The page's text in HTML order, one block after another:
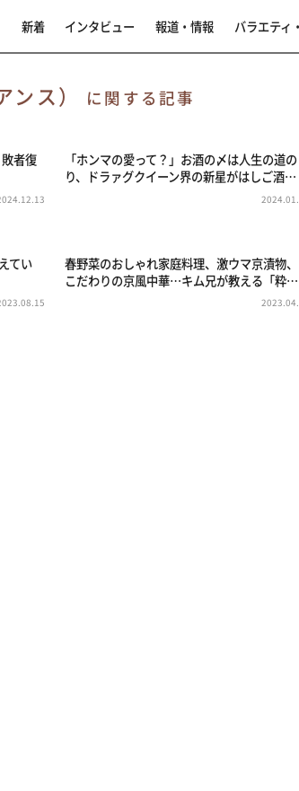
新着 インタビュー 報道・情報 バラエティ
ンス） に関する記事
者復
「ホンマの愛って？」お酒の〆は人生の道の
り、ドラァグクイーン界の新星がはしご酒…
てい
春野菜のおしゃれ家庭料理、激ウマ京漬物、
こだわりの京風中華…キム兄が教える「粋…